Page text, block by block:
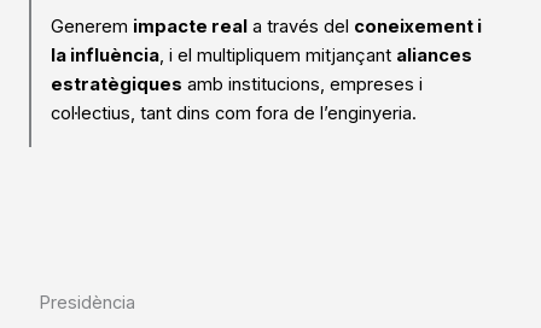
Generem impacte real a través del coneixement i
la influència, i el multipliquem mitjançant aliances
estratègiques amb institucions, empreses i
col·lectius, tant dins com fora de l’enginyeria.
Presidència